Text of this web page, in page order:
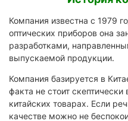
Компания известна с 1979
оптических приборов она
разработками,
выпускаемой продукции.
Компания базируется в
факта не стоит
китайских товарах. Если
качестве можно не